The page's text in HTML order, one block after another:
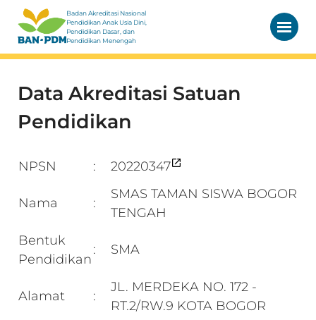
Badan Akreditasi Nasional
Pendidikan Anak Usia Dini,
Pendidikan Dasar, dan
Pendidikan Menengah
Data Akreditasi Satuan
Pendidikan
NPSN : 20220347
Nama :
SMAS TAMAN SISWA BOGOR
TENGAH
Bentuk
Pendidikan
: SMA
Alamat :
JL. MERDEKA NO. 172 -
RT.2/RW.9 KOTA BOGOR